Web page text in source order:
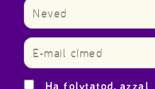
Ha folytatod, azzal